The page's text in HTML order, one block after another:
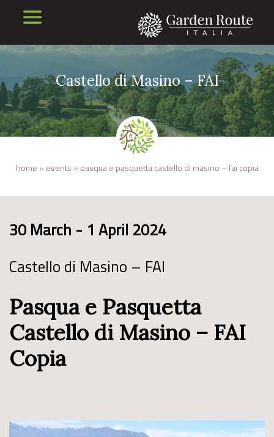
Castello di Masino – FAI
home » events » pasqua e pasquetta castello di masino – fai copia
30 March - 1 April 2024
Castello di Masino – FAI
Pasqua e Pasquetta
Castello di Masino – FAI
Copia